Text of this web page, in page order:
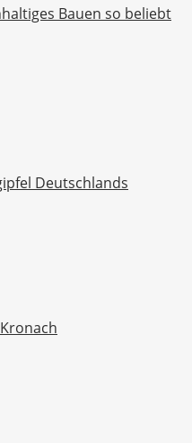
Bauen so beliebt
Deutschlands